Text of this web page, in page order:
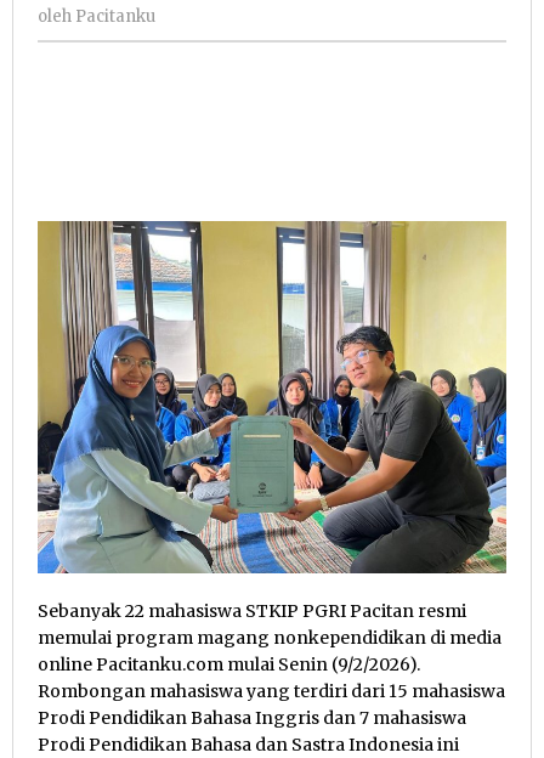
Pacitanku
oleh Pacitanku
Sebanyak 22 mahasiswa STKIP PGRI Pacitan resmi
memulai program magang nonkependidikan di media
online Pacitanku.com mulai Senin (9/2/2026).
Rombongan mahasiswa yang terdiri dari 15 mahasiswa
Prodi Pendidikan Bahasa Inggris dan 7 mahasiswa
Prodi Pendidikan Bahasa dan Sastra Indonesia ini